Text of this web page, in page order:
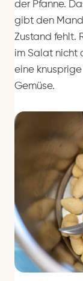
der Pfanne.
gibt den
Zustand fehlt.
im Salat nicht
eine
Gemüse.